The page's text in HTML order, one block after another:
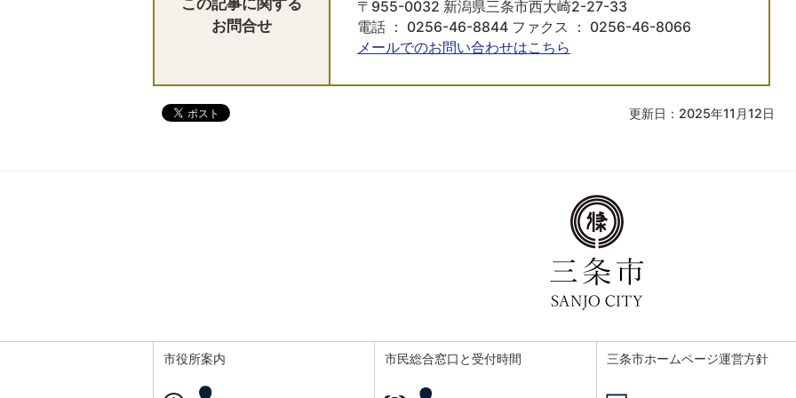
お問合せ
〒955-0032 新潟県三条市西大崎2-27-33
電話 ： 0256-46-8844 ファクス ： 0256-46-8066
メールでのお問い合わせはこちら
更新日：2025年11月12日
市役所案内 市民総合窓口と受付時間 三条市ホームページ運営方針